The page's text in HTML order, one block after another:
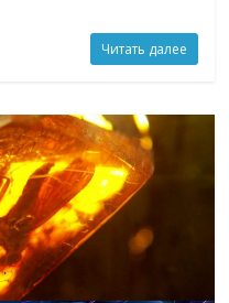
Читать далее